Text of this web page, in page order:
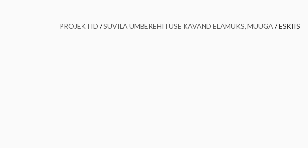
PROJEKTID /SUVILA ÜMBEREHITUSE KAVAND ELAMUKS, MUUGA /ESKIIS